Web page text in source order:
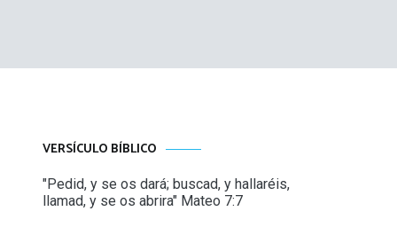
VERSÍCULO BÍBLICO
"Pedid, y se os dará; buscad, y hallaréis,
llamad, y se os abrira" Mateo 7:7